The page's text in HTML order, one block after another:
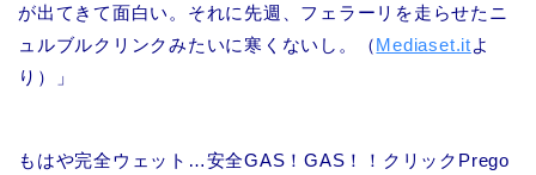
が出てきて面白い。それに先週、フェラーリを走らせたニ
ュルブルクリンクみたいに寒くないし。（Mediaset.itよ
り）」
もはや完全ウェット…安全GAS！GAS！！クリックPrego